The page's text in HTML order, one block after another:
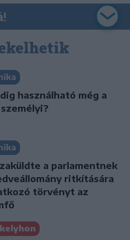
használható még a
a parlamentnek
ritkítására
törvényt az